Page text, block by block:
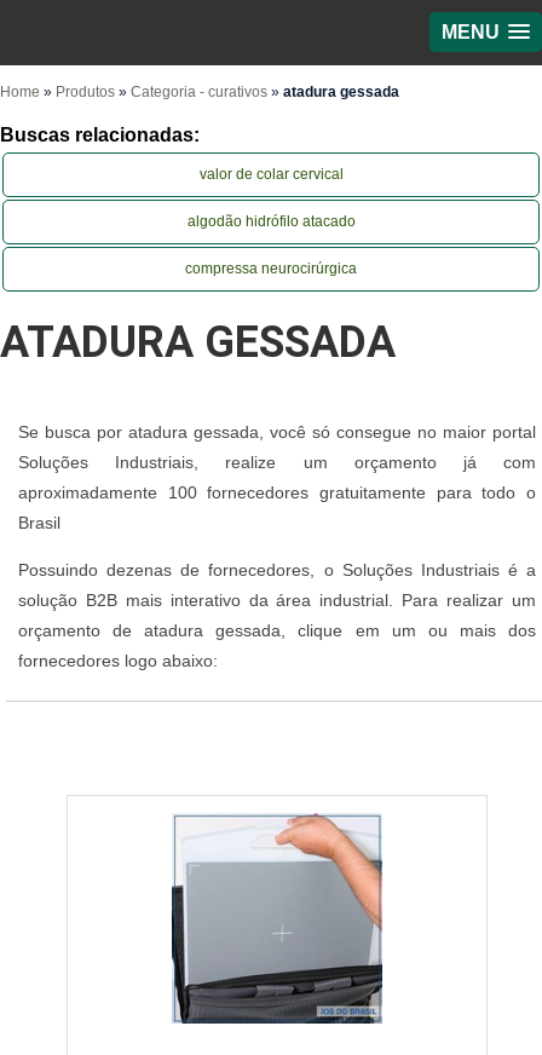
MENU
Home » Produtos » Categoria - curativos » atadura gessada
Buscas relacionadas:
valor de colar cervical
algodão hidrófilo atacado
compressa neurocirúrgica
ATADURA GESSADA
Se busca por atadura gessada, você só consegue no maior portal
Soluções Industriais, realize um orçamento já com
aproximadamente 100 fornecedores gratuitamente para todo o
Brasil
Possuindo dezenas de fornecedores, o Soluções Industriais é a
solução B2B mais interativo da área industrial. Para realizar um
orçamento de atadura gessada, clique em um ou mais dos
fornecedores logo abaixo: